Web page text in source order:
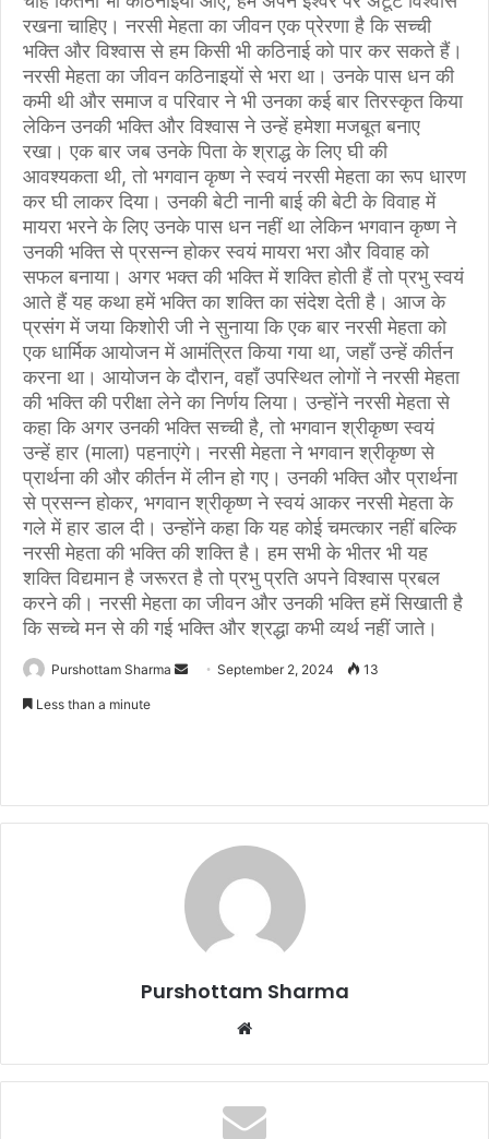
रखना चाहिए। नरसी मेहता का जीवन एक प्रेरणा है कि सच्ची
भक्ति और विश्वास से हम किसी भी कठिनाई को पार कर सकते हैं।
नरसी मेहता का जीवन कठिनाइयों से भरा था। उनके पास धन की
कमी थी और समाज व परिवार ने भी उनका कई बार तिरस्कृत किया
लेकिन उनकी भक्ति और विश्वास ने उन्हें हमेशा मजबूत बनाए
रखा। एक बार जब उनके पिता के श्राद्ध के लिए घी की
आवश्यकता थी, तो भगवान कृष्ण ने स्वयं नरसी मेहता का रूप धारण
कर घी लाकर दिया। उनकी बेटी नानी बाई की बेटी के विवाह में
मायरा भरने के लिए उनके पास धन नहीं था लेकिन भगवान कृष्ण ने
उनकी भक्ति से प्रसन्न होकर स्वयं मायरा भरा और विवाह को
सफल बनाया। अगर भक्त की भक्ति में शक्ति होती हैं तो प्रभु स्वयं
आते हैं यह कथा हमें भक्ति का शक्ति का संदेश देती है। आज के
प्रसंग में जया किशोरी जी ने सुनाया कि एक बार नरसी मेहता को
एक धार्मिक आयोजन में आमंत्रित किया गया था, जहाँ उन्हें कीर्तन
करना था। आयोजन के दौरान, वहाँ उपस्थित लोगों ने नरसी मेहता
की भक्ति की परीक्षा लेने का निर्णय लिया। उन्होंने नरसी मेहता से
कहा कि अगर उनकी भक्ति सच्ची है, तो भगवान श्रीकृष्ण स्वयं
उन्हें हार (माला) पहनाएंगे। नरसी मेहता ने भगवान श्रीकृष्ण से
प्रार्थना की और कीर्तन में लीन हो गए। उनकी भक्ति और प्रार्थना
से प्रसन्न होकर, भगवान श्रीकृष्ण ने स्वयं आकर नरसी मेहता के
गले में हार डाल दी। उन्होंने कहा कि यह कोई चमत्कार नहीं बल्कि
नरसी मेहता की भक्ति की शक्ति है। हम सभी के भीतर भी यह
शक्ति विद्यमान है जरूरत है तो प्रभु प्रति अपने विश्वास प्रबल
करने की। नरसी मेहता का जीवन और उनकी भक्ति हमें सिखाती है
कि सच्चे मन से की गई भक्ति और श्रद्धा कभी व्यर्थ नहीं जाते।
Purshottam Sharma
e
a
l
September 2, 2024 13
Less than a minute
Purshottam Sharma
b
s
i